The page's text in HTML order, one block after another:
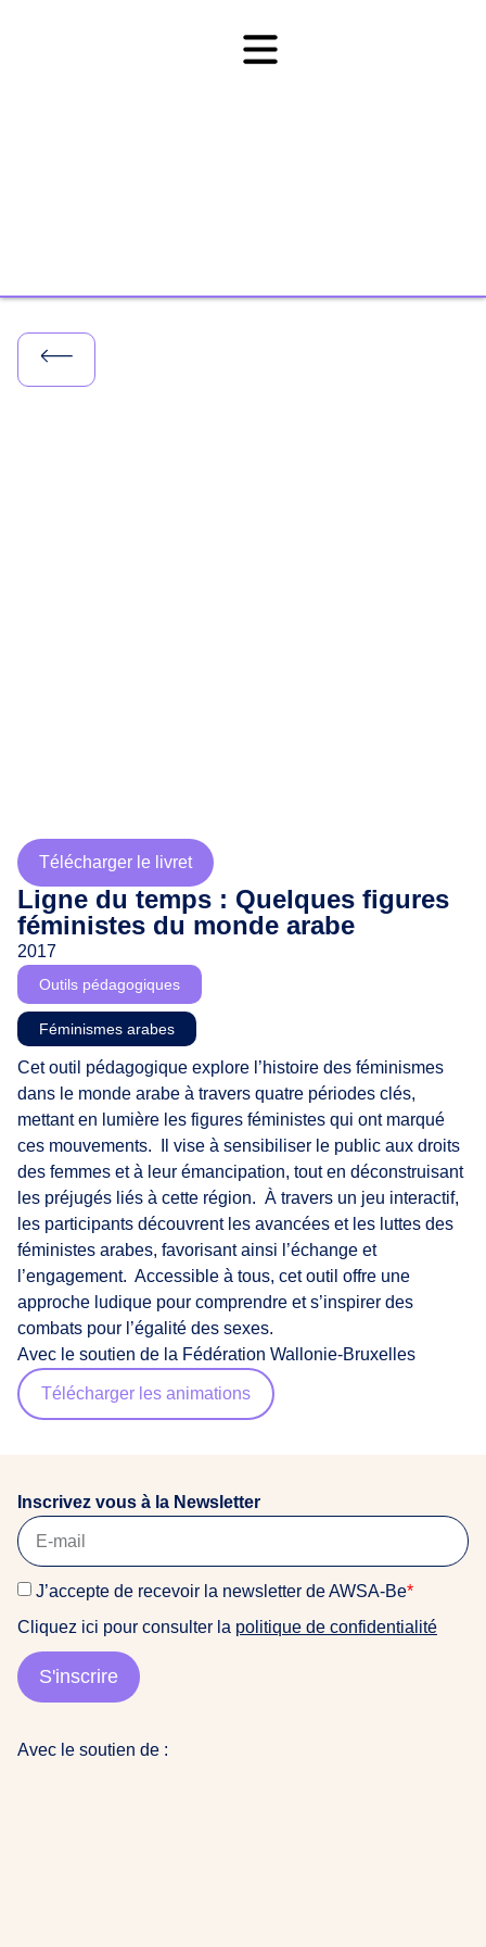
Télécharger le livret
Ligne du temps : Quelques figures
féministes du monde arabe
2017
Outils pédagogiques
Féminismes arabes
Cet outil pédagogique explore l’histoire des féminismes
dans le monde arabe à travers quatre périodes clés,
mettant en lumière les figures féministes qui ont marqué
ces mouvements. ​ Il vise à sensibiliser le public aux droits
des femmes et à leur émancipation, tout en déconstruisant
les préjugés liés à cette région. ​ À travers un jeu interactif,
les participants découvrent les avancées et les luttes des
féministes arabes, favorisant ainsi l’échange et
l’engagement. ​ Accessible à tous, cet outil offre une
approche ludique pour comprendre et s’inspirer des
combats pour l’égalité des sexes.
Avec le soutien de la Fédération Wallonie-Bruxelles
Télécharger les animations
Avec le soutien de :
Inscrivez vous à la Newsletter
J’accepte de recevoir la newsletter de AWSA-Be*
Cliquez ici pour consulter la politique de confidentialité
S'inscrire